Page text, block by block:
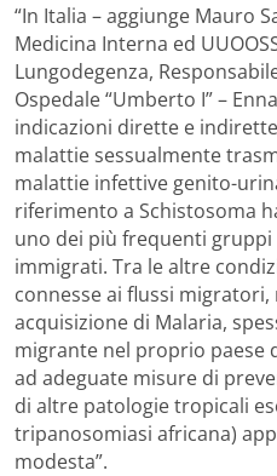
“In Italia – aggiunge Mauro
Medicina Interna ed
Lungodegenza,
Ospedale “Umberto I” –
indicazioni dirette e
malattie sessualmente
malattie infettive genito-
riferimento a Schistosoma
uno dei più frequenti
immigrati. Tra le altre
connesse ai flussi
acquisizione di Malaria,
migrante nel proprio paese
ad adeguate misure di
di altre patologie tropicali
tripanosomiasi africana)
modesta”.